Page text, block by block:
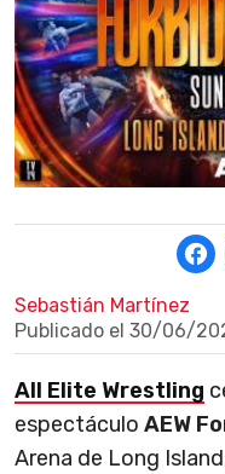
Sebastián Martínez
Publicado el 30/06/
All Elite Wrestling
espectáculo AEW
Arena de Long